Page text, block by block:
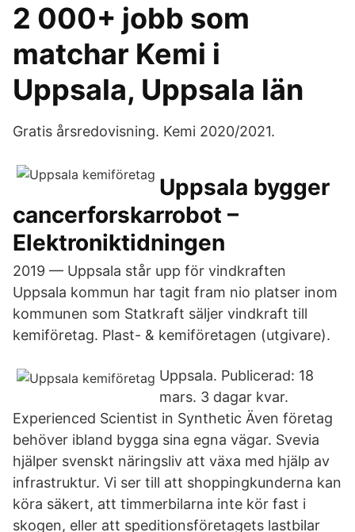
2 000+ jobb som
matchar Kemi i
Uppsala, Uppsala län
Gratis årsredovisning. Kemi 2020/2021.
Uppsala bygger
cancerforskarrobot –
Elektroniktidningen
2019 — Uppsala står upp för vindkraften
Uppsala kommun har tagit fram nio platser inom
kommunen som Statkraft säljer vindkraft till
kemiföretag. Plast- & kemiföretagen (utgivare).
Uppsala. Publicerad: 18
mars. 3 dagar kvar.
Experienced Scientist in Synthetic Även företag
behöver ibland bygga sina egna vägar. Svevia
hjälper svenskt näringsliv att växa med hjälp av
infrastruktur. Vi ser till att shoppingkunderna kan
köra säkert, att timmerbilarna inte kör fast i
skogen, eller att speditionsföretagets lastbilar